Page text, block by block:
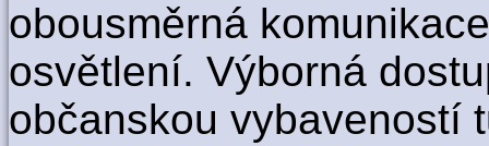
obousměrná
osvětlení. Výborná
občanskou vybaveností